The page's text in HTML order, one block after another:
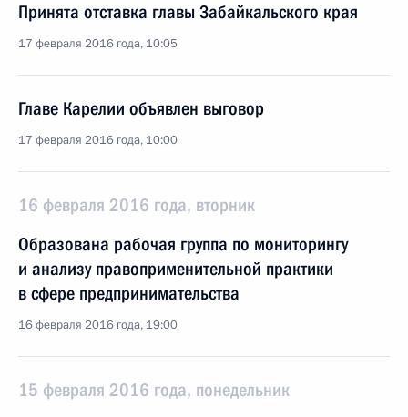
Принята отставка главы Забайкальского края
17 февраля 2016 года, 10:05
Главе Карелии объявлен выговор
17 февраля 2016 года, 10:00
16 февраля 2016 года, вторник
Образована рабочая группа по мониторингу
и анализу правоприменительной практики
в сфере предпринимательства
16 февраля 2016 года, 19:00
15 февраля 2016 года, понедельник